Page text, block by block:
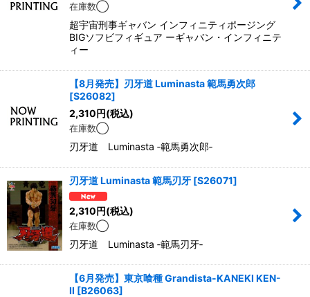
在庫数◯
超宇宙刑事ギャバン インフィニティポージング
BIGソフビフィギュア ーギャバン・インフィニテ
ィー
【8月発売】刃牙道 Luminasta 範馬勇次郎
[S26082]
2,310円(税込)
在庫数◯
刃牙道 Luminasta ‐範馬勇次郎‐
刃牙道 Luminasta 範馬刃牙 [S26071]
2,310円(税込)
在庫数◯
刃牙道 Luminasta ‐範馬刃牙‐
【6月発売】東京喰種 Grandista-KANEKI KEN-
II [B26063]